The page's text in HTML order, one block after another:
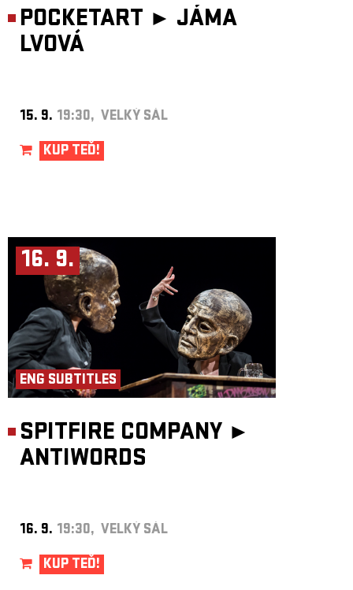
POCKETART ► JÁMA
LVOVÁ
15. 9. 19:30, VELKÝ SÁL
KUP TEĎ!
16. 9.
ENG SUBTITLES
SPITFIRE COMPANY ►
ANTIWORDS
16. 9. 19:30, VELKÝ SÁL
KUP TEĎ!